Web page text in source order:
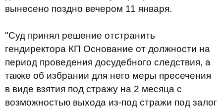
вынесено поздно вечером 11 января.
"Суд принял решение отстранить
гендиректора КП Основание от должности на
период проведения досудебного следствия, а
также об избрании для него меры пресечения
в виде взятия под стражу на 2 месяца с
возможностью выхода из-под стражи под залог